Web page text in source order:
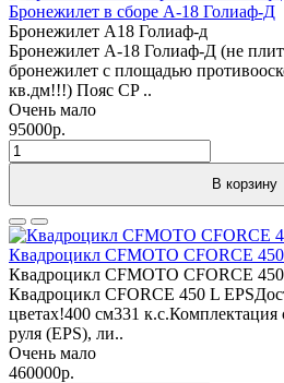
Бронежилет в сборе А-18 Голиаф-Д
Бронежилет А18 Голиаф-д
Бронежилет А-18 Голиаф-Д (не
бронежилет с площадью
кв.дм!!!) Пояс CP ..
Очень мало
95000р.
В корзину
Квадроцикл CFMOTO CFORCE
Квадроцикл CFMOTO CFORCE
Квадроцикл CFORCE 450 L
цветах!400 см331 к.с.Комплектация
руля (EPS), ли..
Очень мало
460000р.